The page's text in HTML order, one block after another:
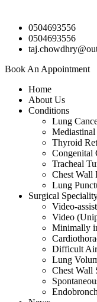
0504693556
0504693556
Book An Appointment
Home
About Us
Conditions
Lung
Thyroid
Congenital
Tracheal
Chest Wall
Lung
Surgical
Video-
Video
Minimally
Difficult
Lung
Chest Wall